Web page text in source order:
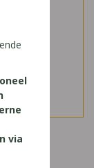
via